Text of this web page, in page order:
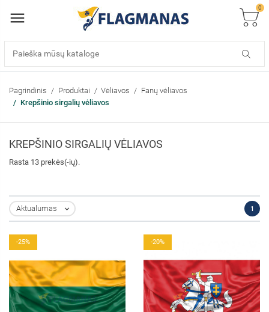
0
Pagrindinis Produktai Vėliavos
Fanų vėliavos
Krepšinio sirgalių vėliavos
KREPŠINIO SIRGALIŲ VĖLIAVOS
Rasta 13 prekės(-ių).
Aktualumas  1
-25% -20%